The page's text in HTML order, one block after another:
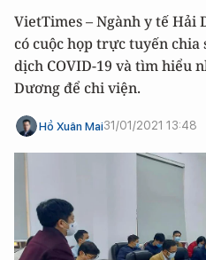
VietTimes – Ngành y tế Hải
có cuộc họp trực tuyến chia
dịch COVID-19 và tìm hiểu
Dương để chi viện.
Hồ Xuân Mai31/01/2021 13:48